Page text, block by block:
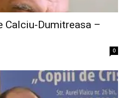
Calciu-Dumitreasa –
0